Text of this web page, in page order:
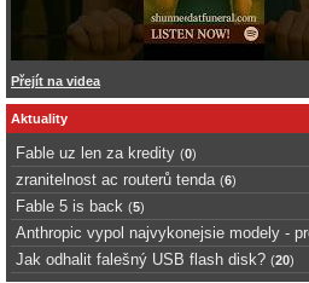
Přejít na videa
Aktuality
Fable uz len za kredity (0)
zranitelnost ac routerů tenda (6)
Fable 5 is back (5)
Anthropic vypol najvykonejsie modely -
Jak odhalit falešný USB flash disk? (20)